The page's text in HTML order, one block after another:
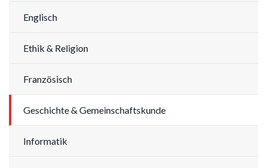
Englisch
Ethik & Religion
Französisch
Geschichte & Gemeinschaftskunde
Informatik